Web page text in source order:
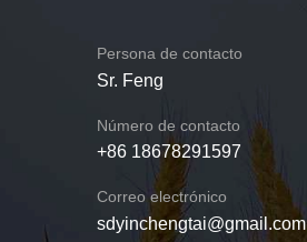
Persona de contacto
Sr. Feng
Número de contacto
+86 18678291597
Correo electrónico
sdyinchengtai@gmail.com